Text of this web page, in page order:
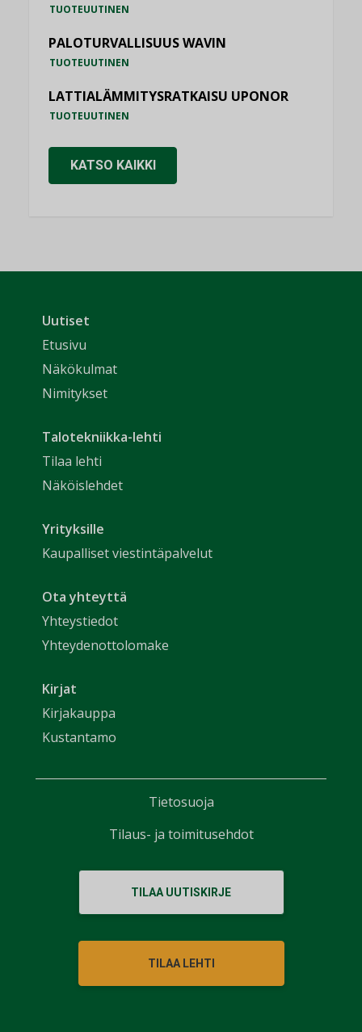
TUOTEUUTINEN
PALOTURVALLISUUS WAVIN
TUOTEUUTINEN
LATTIALÄMMITYSRATKAISU UPONOR
TUOTEUUTINEN
KATSO KAIKKI
Uutiset
Etusivu
Näkökulmat
Nimitykset
Talotekniikka-lehti
Tilaa lehti
Näköislehdet
Yrityksille
Kaupalliset viestintäpalvelut
Ota yhteyttä
Yhteystiedot
Yhteydenottolomake
Kirjat
Kirjakauppa
Kustantamo
TILAA UUTISKIRJE
TILAA LEHTI
Tietosuoja
Tilaus- ja toimitusehdot